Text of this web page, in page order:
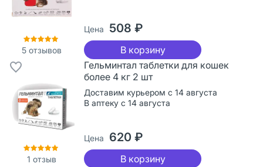
5 отзывов
Цена 508 ₽
В корзину
1 отзыв
Гельминтал таблетки для кошек
более 4 кг 2 шт
Доставим курьером с 14 августа
В аптеку с 14 августа
Цена 620 ₽
В корзину